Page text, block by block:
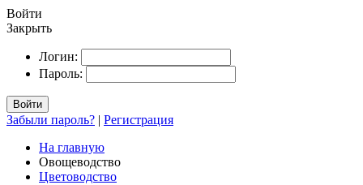
Войти
Закрыть
Логин:
Пароль:
Войти
Забыли пароль? | Регистрация
На главную
Овощеводство
Цветоводство